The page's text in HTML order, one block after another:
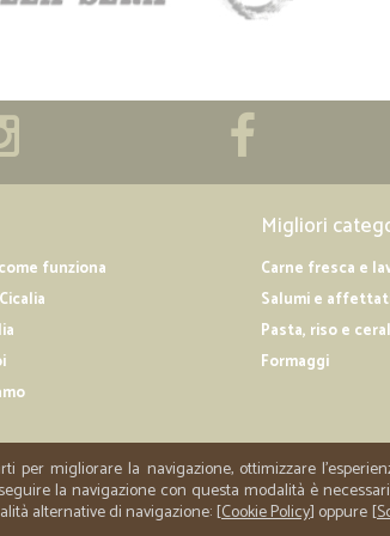
Ottimo
funziona
Migliori
Carne fresca e
Salumi e
Pasta, riso e
Formaggi
per migliorare la navigazione, ottimizzare
la navigazione con questa modalità è
alternative di navigazione: [Cookie Policy] oppure [